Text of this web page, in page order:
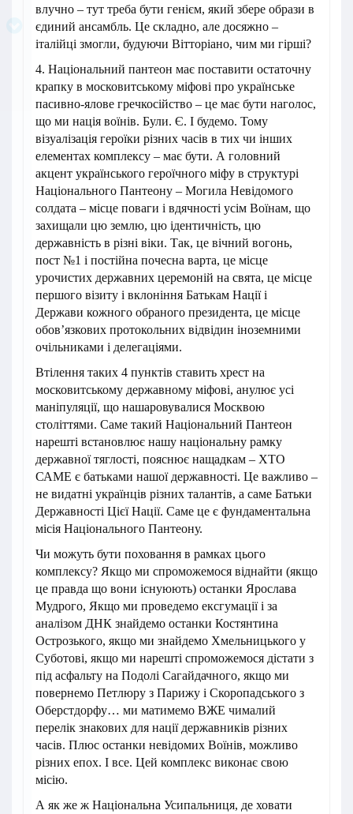
влучно – тут треба бути генієм, який збере образи в
єдиний ансамбль. Це складно, але досяжно –
італійці змогли, будуючи Вітторіано, чим ми гірші?
4. Національний пантеон має поставити остаточну
крапку в московитському міфові про українське
пасивно-ялове гречкосійство – це має бути наголос,
що ми нація воїнів. Були. Є. І будемо. Тому
візуалізація героїки різних часів в тих чи інших
елементах комплексу – має бути. А головний
акцент українського героїчного міфу в структурі
Національного Пантеону – Могила Невідомого
солдата – місце поваги і вдячності усім Воїнам, що
захищали цю землю, цю ідентичність, цю
державність в різні віки. Так, це вічний вогонь,
пост №1 і постійна почесна варта, це місце
урочистих державних церемоній на свята, це місце
першого візиту і вклоніння Батькам Нації і
Держави кожного обраного президента, це місце
обов’язкових протокольних відвідин іноземними
очільниками і делегаціями.
Втілення таких 4 пунктів ставить хрест на
московитському державному міфові, анулює усі
маніпуляції, що нашаровувалися Москвою
століттями. Саме такий Національний Пантеон
нарешті встановлює нашу національну рамку
державної тяглості, пояснює нащадкам – ХТО
САМЕ є батьками нашої державності. Це важливо –
не видатні українців різних талантів, а саме Батьки
Державності Цієї Нації. Саме це є фундаментальна
місія Національного Пантеону.
Чи можуть бути поховання в рамках цього
комплексу? Якщо ми спроможемося віднайти (якщо
це правда що вони існуюють) останки Ярослава
Мудрого, Якщо ми проведемо ексгумації і за
аналізом ДНК знайдемо останки Костянтина
Острозького, якщо ми знайдемо Хмельницького у
Суботові, якщо ми нарешті спроможемося дістати з
під асфальту на Подолі Сагайдачного, якщо ми
повернемо Петлюру з Парижу і Скоропадського з
Оберстдорфу… ми матимемо ВЖЕ чималий
перелік знакових для нації державників різних
часів. Плюс останки невідомих Воїнів, можливо
різних епох. І все. Цей комплекс виконає свою
місію.
А як же ж Національна Усипальниця, де ховати